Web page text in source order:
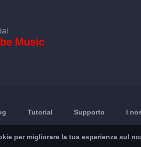
Music
Tutorial Supporto I
per migliorare la tua esperienza sul